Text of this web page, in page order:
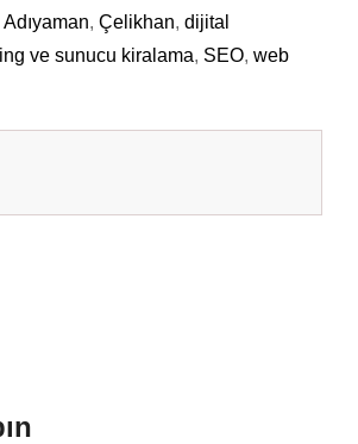
Adıyaman, Çelikhan, dijital
ve sunucu kiralama, SEO, web